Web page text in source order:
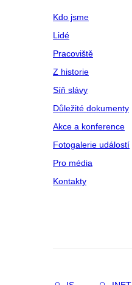
Kdo jsme
Lidé
Pracoviště
Z historie
Síň slávy
Důležité dokumenty
Akce a konference
Fotogalerie událostí
Pro média
Kontakty